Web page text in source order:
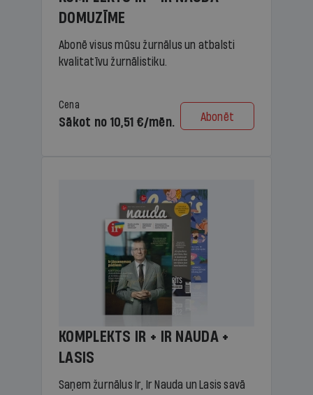
DOMUZĪME
Abonē visus mūsu žurnālus un atbalsti
kvalitatīvu žurnālistiku.
Cena
Sākot no 10,51 €/mēn. Abonēt
KOMPLEKTS IR + IR NAUDA +
LASIS
Saņem žurnālus Ir, Ir Nauda un Lasis savā